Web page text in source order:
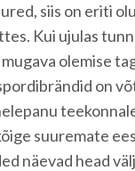
siis on eriti
Kui ujulas
olemise
on
suuremate
näevad head